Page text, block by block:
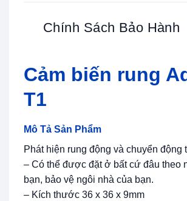
Chính Sách Bảo Hành
Cảm biến rung
T1
Mô Tả Sản Phẩm
Phát hiện rung động và chuyển động
– Có thể được đặt ở bất cứ đâu theo
bạn, bảo vệ ngôi nhà của bạn.
– Kích thước 36 x 36 x 9mm